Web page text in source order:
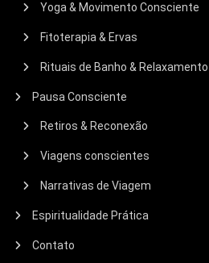
Yoga & Movimento Consciente
Fitoterapia & Ervas
Rituais de Banho & Relaxamento
Pausa Consciente
Retiros & Reconexão
Viagens conscientes
Narrativas de Viagem
Espiritualidade Prática
Contato